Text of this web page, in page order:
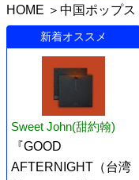
HOME ＞ 中国ポップス
新着オススメ
Sweet John(甜約翰)
『GOOD
AFTERNIGHT（台湾